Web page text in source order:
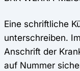
Eine schriftliche
unterschreiben.
Anschrift der
auf Nummer